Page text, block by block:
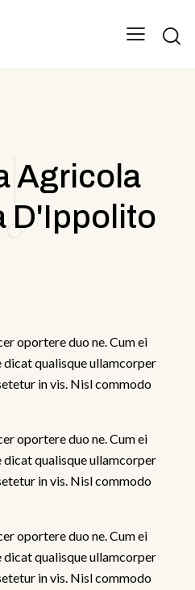
Agricola
D'Ippolito
oportere duo ne. Cum ei
qualisque ullamcorper
in vis. Nisl commodo
oportere duo ne. Cum ei
qualisque ullamcorper
in vis. Nisl commodo
oportere duo ne. Cum ei
qualisque ullamcorper
in vis. Nisl commodo